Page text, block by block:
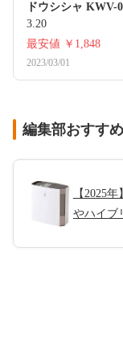
ドウシシャ KWV-
3.20
最安値 ￥1,848
2023/03/01
編集部おすす
【2025
やハイブ